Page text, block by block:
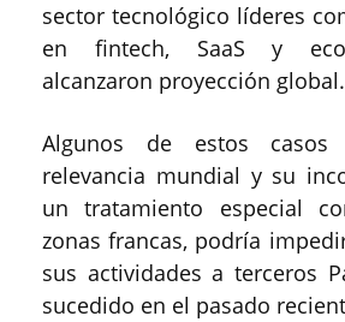
sector tecnológico líderes
en fintech, SaaS y
alcanzaron proyección global.
Algunos de estos casos
relevancia mundial y su
un tratamiento especial
zonas francas, podría
sus actividades a terceros
sucedido en el pasado